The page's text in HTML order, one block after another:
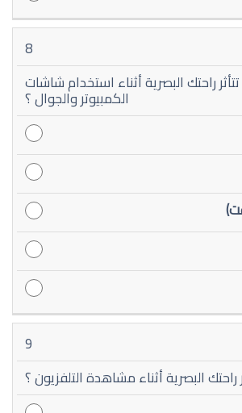
8
راحتك البصرية أثناء استخدام شاشات
الكمبيوتر والجوال ؟
9
راحتك البصرية أثناء مشاهدة التلفزيون ؟